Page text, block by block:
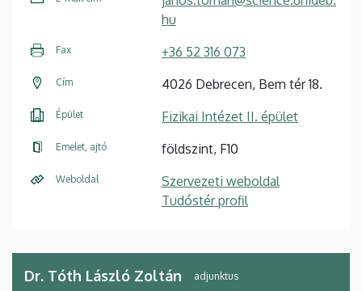
hu
Fax +36 52 316 073
Cím 4026 Debrecen, Bem tér 18.
Épület Fizikai Intézet II. épület
Emelet, ajtó földszint, F10
Weboldal
Szervezeti weboldal
Tudóstér profil
Dr. Tóth László Zoltán adjunktus